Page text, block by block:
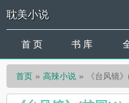
耽美小说
首 页 书 库
首页 高辣小说 《台风镜